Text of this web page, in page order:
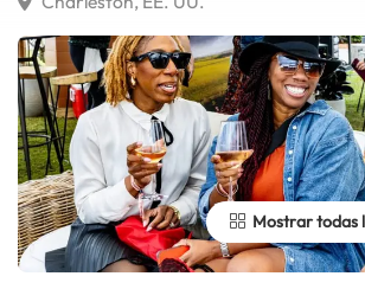
Mostrar todas